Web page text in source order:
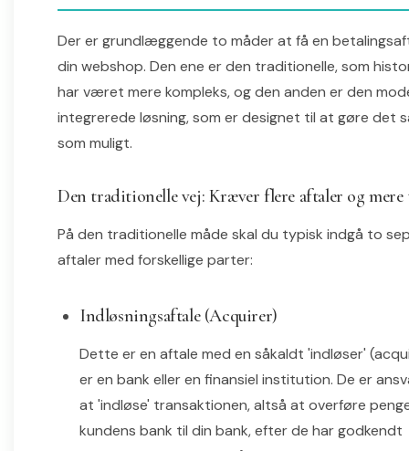
Der er grundlæggende to måder at få en
din webshop. Den ene er den traditionelle, som
har været mere kompleks, og den anden er den
integrerede løsning, som er designet til at gøre det
som muligt.
Den traditionelle vej: Kræver flere aftaler og
På den traditionelle måde skal du typisk indgå to
aftaler med forskellige parter:
Indløsningsaftale (Acquirer)
Dette er en aftale med en såkaldt 'indløser'
er en bank eller en finansiel institution. De er
at 'indløse' transaktionen, altså at overføre
kundens bank til din bank, efter de har godkendt